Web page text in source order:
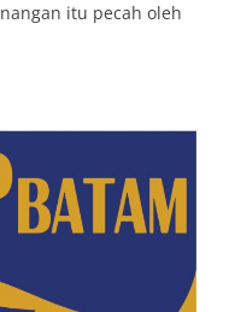
itu pecah oleh